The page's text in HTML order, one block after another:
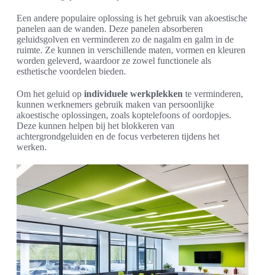
Een andere populaire oplossing is het gebruik van akoestische
panelen aan de wanden. Deze panelen absorberen
geluidsgolven en verminderen zo de nagalm en galm in de
ruimte. Ze kunnen in verschillende maten, vormen en kleuren
worden geleverd, waardoor ze zowel functionele als
esthetische voordelen bieden.
Om het geluid op individuele werkplekken te verminderen,
kunnen werknemers gebruik maken van persoonlijke
akoestische oplossingen, zoals koptelefoons of oordopjes.
Deze kunnen helpen bij het blokkeren van
achtergrondgeluiden en de focus verbeteren tijdens het
werken.